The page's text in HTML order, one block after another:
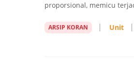
proporsional, memicu
ARSIP KORAN Unit